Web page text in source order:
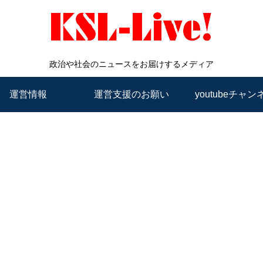
政治や社会のニュースをお届けするメディア
運営情報 運営支援のお願い youtubeチャン